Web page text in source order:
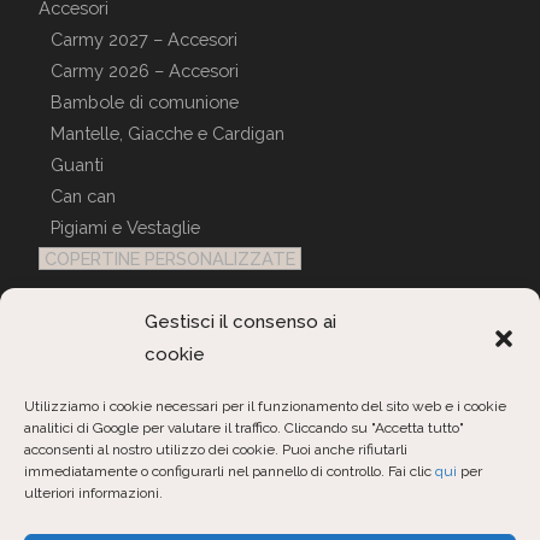
Gestisci il consenso ai
cookie
Utilizziamo i cookie necessari per il funzionamento del sito web e i cookie
analitici di Google per valutare il traffico. Cliccando su "Accetta tutto"
acconsenti al nostro utilizzo dei cookie. Puoi anche rifiutarli
immediatamente o configurarli nel pannello di controllo. Fai clic qui per
ulteriori informazioni.
Accesori
Carmy 2027 – Accesori
Carmy 2026 – Accesori
Bambole di comunione
Mantelle, Giacche e Cardigan
Guanti
Can can
Pigiami e Vestaglie
COPERTINE PERSONALIZZATE
Servizio Clienti
Interroga ordini